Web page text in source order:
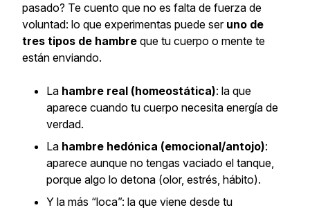
pasado? Te cuento que no es falta de fuerza de
voluntad: lo que experimentas puede ser uno de
tres tipos de hambre que tu cuerpo o mente te
están enviando.
La hambre real (homeostática): la que
aparece cuando tu cuerpo necesita energía de
verdad.
La hambre hedónica (emocional/antojo):
aparece aunque no tengas vaciado el tanque,
porque algo lo detona (olor, estrés, hábito).
Y la más “loca”: la que viene desde tu